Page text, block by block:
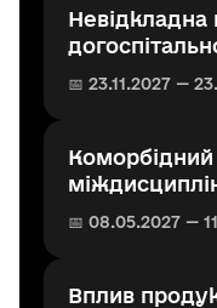
📅 23.11.2027 —
Коморбідний
📅 08.05.2027 —
Вплив